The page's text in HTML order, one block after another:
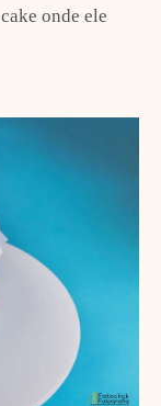
onde ele